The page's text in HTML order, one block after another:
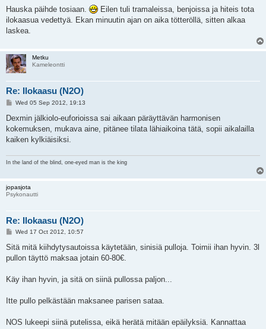
s
Hauska päihde tosiaan.
Eilen tuli tramaleissa, benjoissa ja hiteis tota
ilokaasua vedettyä. Ekan minuutin ajan on aika tötteröllä, sitten alkaa
laskea.
Metku
Kameleontti
Re: Ilokaasu (N2O)
P
s
Wed 05 Sep 2012, 19:13
Dexmin jälkiolo-euforioissa sai aikaan päräyttävän harmonisen
kokemuksen, mukava aine, pitänee tilata lähiaikoina tätä, sopii aikalailla
kaiken kylkiäisiksi.
In the land of the blind, one-eyed man is the king
jopasjota
Psykonautti
Re: Ilokaasu (N2O)
P
s
Wed 17 Oct 2012, 10:57
Sitä mitä kiihdytysautoissa käytetään, sinisiä pulloja. Toimii ihan hyvin. 3l
pullon täyttö maksaa jotain 60-80€.
Käy ihan hyvin, ja sitä on siinä pullossa paljon...
Itte pullo pelkästään maksanee parisen sataa.
NOS lukeepi siinä putelissa, eikä herätä mitään epäilyksiä. Kannattaa